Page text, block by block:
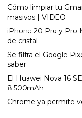
Cómo limpiar tu
masivos | VIDEO
iPhone 20 Pro y Pro
de cristal
Se filtra el Google
saber
El Huawei Nova 16
8.500mAh
Chrome ya permite